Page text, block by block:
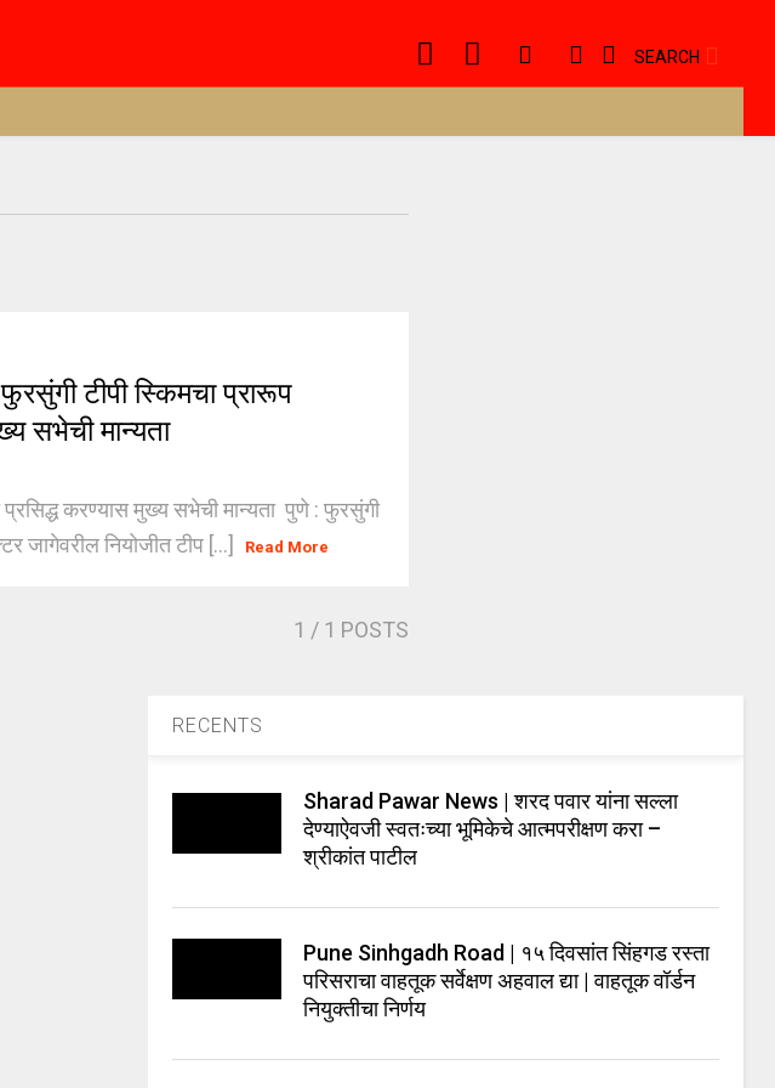
SEARCH
टीपी स्किमचा प्रारूप
सभेची मान्यता
करण्यास मुख्य सभेची मान्यता पुणे : फुरसुंगी
नियोजीत टीप [...]
Read More
1 / 1 POSTS
RECENTS
Sharad Pawar News | शरद पवार यांना सल्ला
देण्याऐवजी स्वतःच्या भूमिकेचे आत्मपरीक्षण करा –
श्रीकांत पाटील
Pune Sinhgadh Road | १५ दिवसांत सिंहगड रस्ता
परिसराचा वाहतूक सर्वेक्षण अहवाल द्या | वाहतूक वॉर्डन
नियुक्तीचा निर्णय